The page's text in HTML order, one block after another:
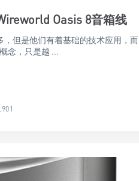
Oasis 8音箱线
但是他们有着基础的技术应用，而
念，只是越 ...